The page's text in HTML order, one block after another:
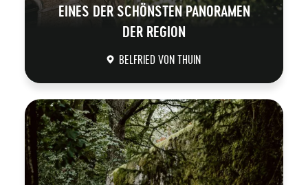
EINES DER SCHÖNSTEN PANORAMEN
DER REGION
BELFRIED VON THUIN